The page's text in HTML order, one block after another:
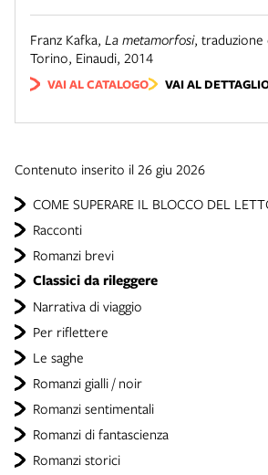
COME SUPERARE IL BLOCCO DEL
Racconti
Romanzi brevi
Classici da rileggere
Narrativa di viaggio
Per riflettere
Le saghe
Romanzi gialli / noir
Romanzi sentimentali
Romanzi di fantascienza
Romanzi storici
Franz Kafka, La metamorfosi, traduzione
Torino, Einaudi, 2014
VAI AL CATALOGO VAI AL
Contenuto inserito il 26 giu 2026